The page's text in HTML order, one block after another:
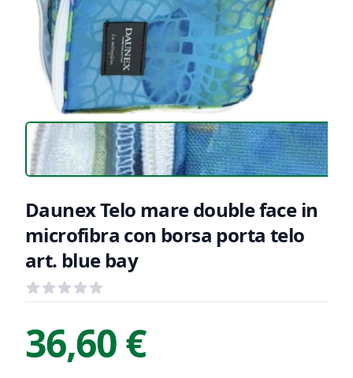
Daunex Telo mare double face in
microfibra con borsa porta telo
art. blue bay
Recensioni
out of 5 stars
36,60 €